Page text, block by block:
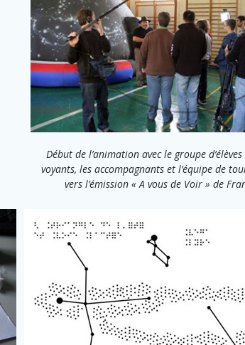
Début de l’animation avec le groupe
voyants, les accompagnants et l’équipe de
vers l’émission « A vous de Voir » de